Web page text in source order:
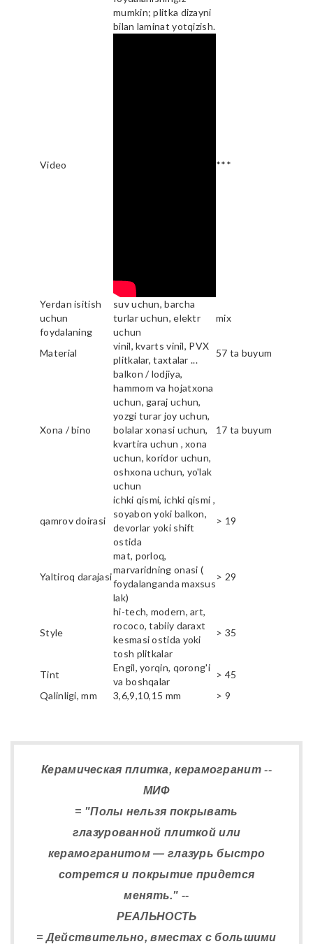
mumkin; plitka dizayni
bilan laminat yotqizish.
Video ***
Yerdan isitish
uchun
foydalaning
suv uchun, barcha
turlar uchun, elektr
uchun
mix
Material
vinil, kvarts vinil, PVX
plitkalar, taxtalar ...
57 ta buyum
Xona / bino
balkon / lodjiya,
hammom va hojatxona
uchun, garaj uchun,
yozgi turar joy uchun,
bolalar xonasi uchun,
kvartira uchun , xona
uchun, koridor uchun,
oshxona uchun, yo'lak
uchun
17 ta buyum
qamrov doirasi
ichki qismi, ichki qismi ,
soyabon yoki balkon,
devorlar yoki shift
ostida
> 19
Yaltiroq darajasi
mat, porloq,
marvaridning onasi (
foydalanganda maxsus
lak)
> 29
Style
hi-tech, modern, art,
rococo, tabiiy daraxt
kesmasi ostida yoki
tosh plitkalar
> 35
Tint
Engil, yorqin, qorong'i
va boshqalar
> 45
Qalinligi, mm
3,6,9,10,15 mm > 9
Керамическая плитка, керамогранит --
МИФ
= "Полы нельзя покрывать
глазурованной плиткой или
керамогранитом — глазурь быстро
сотрется и покрытие придется
менять." --
РЕАЛЬНОСТЬ
= Действительно, вместах с большими